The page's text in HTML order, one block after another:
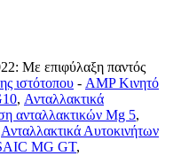
Με επιφύλαξη παντός
ιστότοπου - AMP Κινητό
, Ανταλλακτικά
ανταλλακτικών Mg 5,
Ανταλλακτικά Αυτοκινήτων
MG GT,